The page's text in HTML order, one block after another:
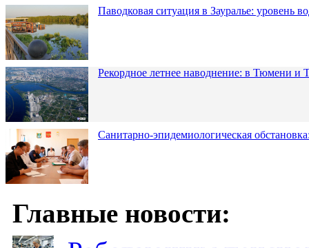
Паводковая ситуация в Зауралье: уровень
Рекордное летнее наводнение: в Тюмени и
Санитарно-эпидемиологическая
Главные новости: